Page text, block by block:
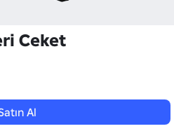
Ceket
Al